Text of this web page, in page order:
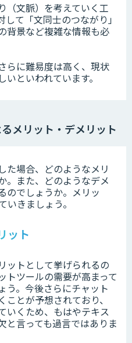
（文脈）を考えていく工
て「文同士のつながり」
背景など複雑な情報も必
らに難易度は高く、現状
といわれています。
メリット・デメリット
た場合、どのようなメリ
。また、どのようなデメ
のでしょうか。メリッ
いきましょう。
ット
ットとして挙げられるの
トツールの需要が高まって
う。今後さらにチャット
とが予想されており、
いくため、もはやテキス
と言っても過言ではありま